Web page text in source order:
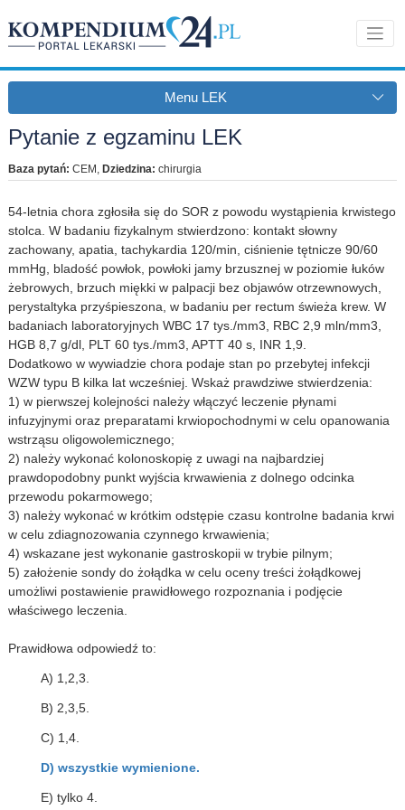
Menu LEK
Pytanie z egzaminu LEK
Baza pytań: CEM , Dziedzina: chirurgia
54-letnia chora zgłosiła się do SOR z powodu wystąpienia krwistego
stolca. W badaniu fizykalnym stwierdzono: kontakt słowny
zachowany, apatia, tachykardia 120/min, ciśnienie tętnicze 90/60
mmHg, bladość powłok, powłoki jamy brzusznej w poziomie łuków
żebrowych, brzuch miękki w palpacji bez objawów otrzewnowych,
perystaltyka przyśpieszona, w badaniu per rectum świeża krew. W
badaniach laboratoryjnych WBC 17 tys./mm3, RBC 2,9 mln/mm3,
HGB 8,7 g/dl, PLT 60 tys./mm3, APTT 40 s, INR 1,9.
Dodatkowo w wywiadzie chora podaje stan po przebytej infekcji
WZW typu B kilka lat wcześniej. Wskaż prawdziwe stwierdzenia:
1) w pierwszej kolejności należy włączyć leczenie płynami
infuzyjnymi oraz preparatami krwiopochodnymi w celu opanowania
wstrząsu oligowolemicznego;
2) należy wykonać kolonoskopię z uwagi na najbardziej
prawdopodobny punkt wyjścia krwawienia z dolnego odcinka
przewodu pokarmowego;
3) należy wykonać w krótkim odstępie czasu kontrolne badania krwi
w celu zdiagnozowania czynnego krwawienia;
4) wskazane jest wykonanie gastroskopii w trybie pilnym;
5) założenie sondy do żołądka w celu oceny treści żołądkowej
umożliwi postawienie prawidłowego rozpoznania i podjęcie
właściwego leczenia.
Prawidłowa odpowiedź to:
A) 1,2,3.
B) 2,3,5.
C) 1,4.
D) wszystkie wymienione.
E) tylko 4.